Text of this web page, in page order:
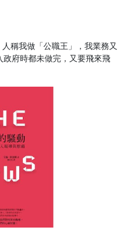
稱我做「公職王」，我業務又
府時都未做完，又要飛來飛